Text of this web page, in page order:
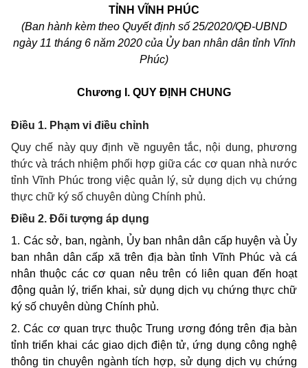
TỈNH VĨNH PHÚC
(Ban hành kèm theo Quyết định số 25/2020/QĐ-UBND
ngày 11 tháng 6 năm 2020 của Ủy ban nhân dân tỉnh Vĩnh
Phúc)
Chương I. QUY ĐỊNH CHUNG
Điều 1. Phạm vi điều chỉnh
Quy chế này quy định về nguyên tắc, nội dung, phương
thức và trách nhiệm phối hợp giữa các cơ quan nhà nước
tỉnh Vĩnh Phúc trong việc quản lý, sử dụng dịch vụ chứng
thực chữ ký số chuyên dùng Chính phủ.
Điều 2. Đối tượng áp dụng
1. Các sở, ban, ngành, Ủy ban nhân dân cấp huyện và Ủy
ban nhân dân cấp xã trên địa bàn tỉnh Vĩnh Phúc và cá
nhân thuộc các cơ quan nêu trên có liên quan đến hoạt
động quản lý, triển khai, sử dụng dịch vụ chứng thực chữ
ký số chuyên dùng Chính phủ.
2. Các cơ quan trực thuộc Trung ương đóng trên địa bàn
tỉnh triển khai các giao dịch điện tử, ứng dụng công nghệ
thông tin chuyên ngành tích hợp, sử dụng dịch vụ chứng